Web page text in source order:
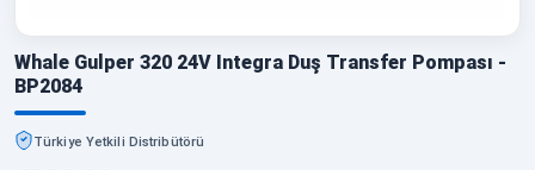
Whale Gulper 320 24V Integra Duş Transfer Pompası -
BP2084
Türkiye Yetkili Distribütörü